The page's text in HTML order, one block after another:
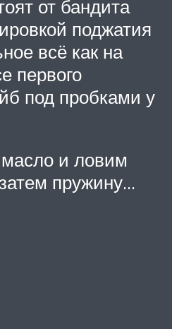
от бандита
поджатия
всё как на
первого
под пробками у
и ловим
пружину…